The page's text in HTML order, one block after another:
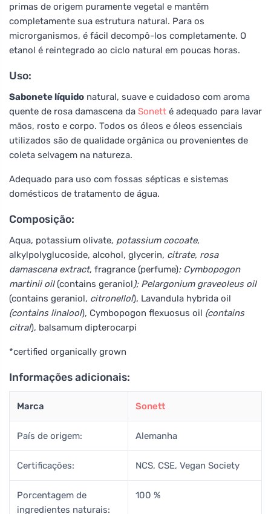
primas de origem puramente vegetal e mantêm
completamente sua estrutura natural. Para os
microrganismos, é fácil decompô-los completamente. O
etanol é reintegrado ao ciclo natural em poucas horas.
Uso:
Sabonete líquido natural, suave e cuidadoso com aroma
quente de rosa damascena da Sonett é adequado para lavar
mãos, rosto e corpo. Todos os óleos e óleos essenciais
utilizados são de qualidade orgânica ou provenientes de
coleta selvagem na natureza.
Adequado para uso com fossas sépticas e sistemas
domésticos de tratamento de água.
Composição:
Aqua, potassium olivate, potassium cocoate,
alkylpolyglucoside, alcohol, glycerin, citrate, rosa
damascena extract, fragrance (perfume): Cymbopogon
martinii oil(contains geraniol ); Pelargonium graveoleus oil
(contains geraniol, citronellol), Lavandula hybrida oil
(contains linalool), Cymbopogon flexuosus oil (contains
citral), balsamum dipterocarpi
*certified organically grown
Informações adicionais:
Marca Sonett
País de origem: Alemanha
Certificações: NCS, CSE, Vegan Society
Porcentagem de
ingredientes naturais:
100 %